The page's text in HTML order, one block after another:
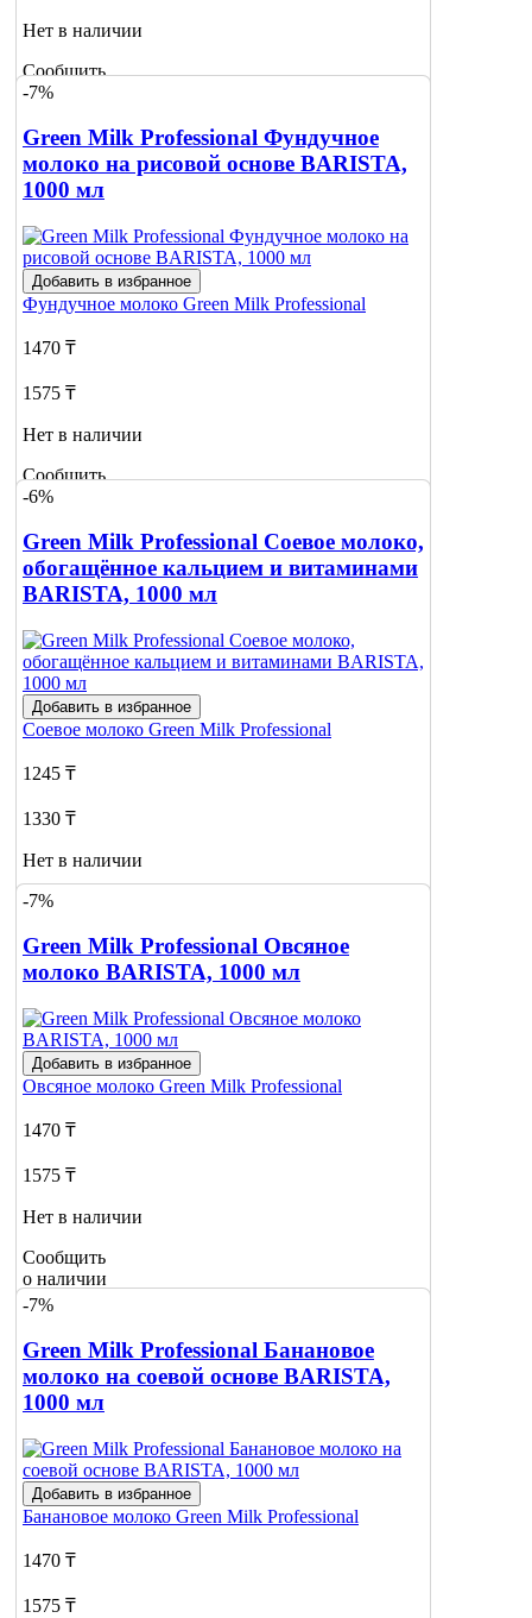
Нет в наличии
Сообщить
о наличии
-7%
Green Milk Professional Фундучное
молоко на рисовой основе BARISTA,
1000 мл
Добавить в избранное
Фундучное молоко Green Milk Professional
1470 ₸
1575 ₸
Нет в наличии
Сообщить
о наличии
-6%
Green Milk Professional Соевое молоко,
обогащённое кальцием и витаминами
BARISTA, 1000 мл
Добавить в избранное
Соевое молоко Green Milk Professional
1245 ₸
1330 ₸
Нет в наличии
Сообщить
2
-7%
Green Milk Professional Овсяное
молоко BARISTA, 1000 мл
Добавить в избранное
Овсяное молоко Green Milk Professional
1470 ₸
1575 ₸
Нет в наличии
Сообщить
о наличии
1
-7%
Green Milk Professional Банановое
молоко на соевой основе BARISTA,
1000 мл
Добавить в избранное
Банановое молоко Green Milk Professional
1470 ₸
1575 ₸